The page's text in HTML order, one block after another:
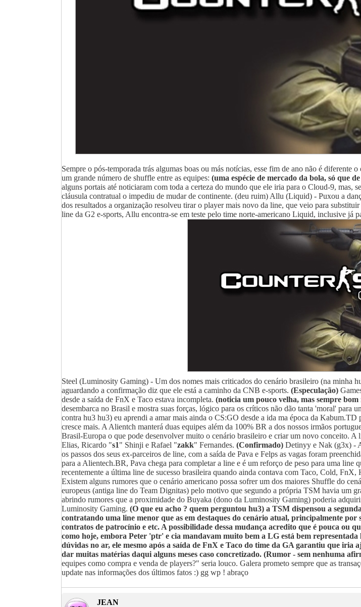
Sempre o pós-temporada trás algumas boas ou más notícias, esse fim de ano não é
um grande número de shuffle entre as equipes: (uma espécie de mercado da bola, só que
alguns portais até noticiaram com toda a certeza do mundo que ele iria para o Cloud-9, mas,
cláusula contratual o impediu de mudar de continente. (deu ruim) Allu (Liquid) - Puxou a
dos resultados a organização resolveu tirar o player mais novo da line, que veio para
line da G2 e-sports, Allu encontra-se em teste pelo time norte-americano Liquid, inclusive já
Steel (Luminosity Gaming) - Um dos nomes mais criticados do cenário brasileiro (na minha
aguardando a confirmação diz que ele está a caminho da CNB e-sports. (Especulação)
desde a saída de FnX e Taco estava incompleta. (noticia um pouco velha, mas sempre
desembarca no Brasil e mostra suas forças, lógico para os críticos não dão tanta 'moral'
contra hu3 hu3) eu aprendi a amar mais ainda o CS:GO desde a ida ma época da
cresce mais. A Alientch manterá duas equipes além da 100% BR a dos nossos irmãos
Brasil-Europa o que pode desenvolver muito o cenário brasileiro e criar um novo conceito.
Elias, Ricardo "s1" Shinji e Rafael "zakk" Fernandes. (Confirmado) Detinyy e Nak (g3x) -
os passos dos seus ex-parceiros de line, com a saída de Pava e Felps as vagas foram
para a Alientech.BR, Pava chega para completar a line e é um reforço de peso para uma line
recentemente a última line de sucesso brasileira quando ainda contava com Taco, Cold,
Existem alguns rumores que o cenário americano possa sofrer um dos maiores Shuffle do
europeus (antiga line do Team Dignitas) pelo motivo que segundo a própria TSM havia um
abrindo rumores que a proximidade do Buyaka (dono da Luminosity Gaming) poderia
Luminosity Gaming. (O que eu acho ? quem perguntou hu3) a TSM dispensou a
contratando uma line menor que as em destaques do cenário atual, principalmente por
contratos de patrocínio e etc. A possibilidade dessa mudança acredito que é pouca ou
como hoje, embora Peter 'ptr' e cia mandavam muito bem a LG está bem
dúvidas no ar, ele mesmo após a saída de FnX e Taco do time da GA garantiu que iria
dar muitas matérias daqui alguns meses caso concretizado. (Rumor - sem nenhuma
equipes como compra e venda de players?" seria louco. Galera prometo sempre que as
update nas informações dos últimos fatos :) gg wp ! abraço
JEAN